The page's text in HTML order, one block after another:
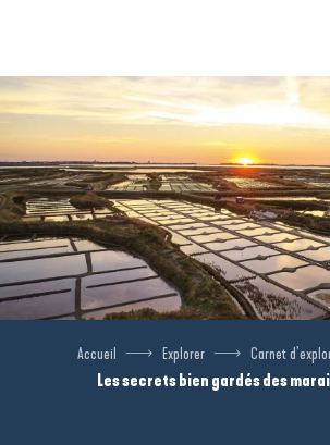
principal
Accueil Explorer
Carnet
Les secrets bien gardés des